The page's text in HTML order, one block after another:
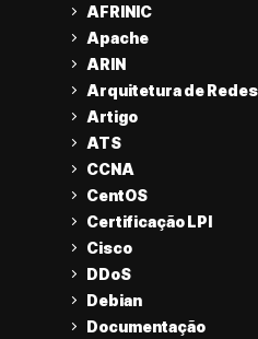
AFRINIC
Apache
ARIN
Arquitetura de Redes
Artigo
ATS
CCNA
CentOS
Certificação LPI
Cisco
DDoS
Debian
Documentação